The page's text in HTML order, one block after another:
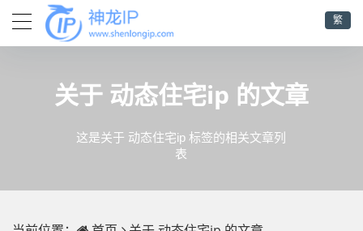
繁
关于 动态住宅ip 的文章
这是关于 动态住宅ip 标签的相关文章列
表